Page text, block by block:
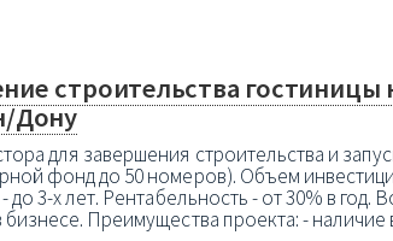
строительства
Дону
для завершения строительства и
фонд до 50 номеров). Объем
до 3-х лет. Рентабельность - от 30% в
бизнесе. Преимущества проекта: - наличие